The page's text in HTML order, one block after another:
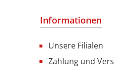
Informationen
Unsere Filialen
Zahlung und